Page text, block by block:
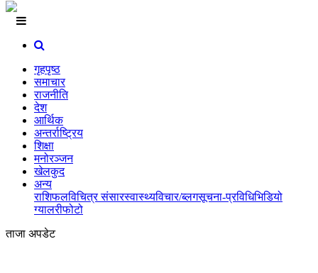
गृहपृष्ठ
समाचार
राजनीति
देश
आर्थिक
अन्तर्राष्ट्रिय
शिक्षा
मनोरञ्जन
खेलकुद
अन्य
राशिफलविचित्र संसारस्वास्थ्यविचार/ब्लगसूचना-प्रविधिभिडियो
ग्यालरीफोटो
ताजा अपडेट